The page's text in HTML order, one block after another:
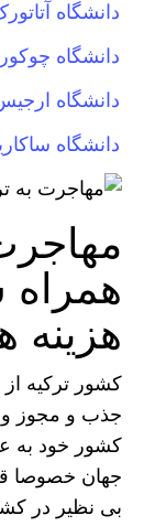
دانشگاه
دانشگاه
دانشگاه
دانشگاه
همراه
هزینه
کشور ترکیه
جذب و مجوز
کشور خود به
جهان خصوصا
بی نظیر در